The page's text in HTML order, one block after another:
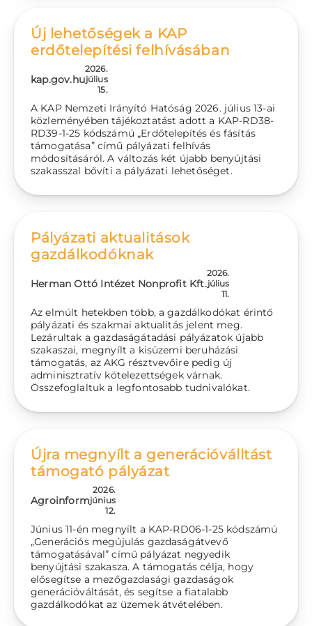
Új lehetőségek a KAP
erdőtelepítési felhívásában
kap.gov.hu
2026.
július
15.
A KAP Nemzeti Irányító Hatóság 2026. július 13-ai
közleményében tájékoztatást adott a KAP-RD38-
RD39-1-25 kódszámú „Erdőtelepítés és fásítás
támogatása” című pályázati felhívás
módosításáról. A változás két újabb benyújtási
szakasszal bővíti a pályázati lehetőséget.
Pályázati aktualitások
gazdálkodóknak
Herman Ottó Intézet Nonprofit Kft.
2026.
július
11.
Az elmúlt hetekben több, a gazdálkodókat érintő
pályázati és szakmai aktualitás jelent meg.
Lezárultak a gazdaságátadási pályázatok újabb
szakaszai, megnyílt a kisüzemi beruházási
támogatás, az AKG résztvevőire pedig új
adminisztratív kötelezettségek várnak.
Összefoglaltuk a legfontosabb tudnivalókat.
Újra megnyílt a generációválltást
támogató pályázat
Agroinform
2026.
június
12.
Június 11-én megnyílt a KAP-RD06-1-25 kódszámú
„Generációs megújulás gazdaságátvevő
támogatásával” című pályázat negyedik
benyújtási szakasza. A támogatás célja, hogy
elősegítse a mezőgazdasági gazdaságok
generációváltását, és segítse a fiatalabb
gazdálkodókat az üzemek átvételében.